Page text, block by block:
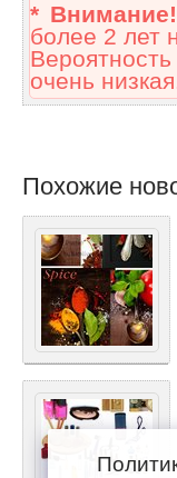
* Внимание!
более 2 лет
очень
Похожие